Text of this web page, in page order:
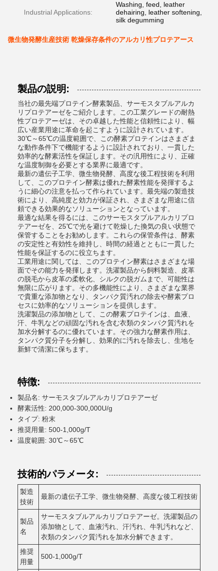
Industrial Applications:
Washing, feed, leather
dehairing, leather softening,
silk degumming
微生物発酵生産技術 乾燥保存条件のアルカリ性プロテアース
製品の説明:
当社の最先端プロテイン酵素製品、サーモスタブルアルカ
リプロテアーゼをご紹介します。この工業グレードの耐熱
性プロテアーゼは、その卓越した性能と信頼性により、幅
広い産業用途に革命を起こすように設計されています。
30℃～65℃の温度範囲で、この酵素プロテインはさまざま
な動作条件下で機能するように設計されており、一貫した
効率的な酵素活性を保証します。その汎用性により、正確
な温度制御を必要とする業界に最適です。
最新の遺伝子工学、微生物発酵、高度な後工程技術を利用
して、このプロテイン酵素は優れた酵素性能を発揮するよ
うに細心の注意を払って作られています。最先端の製造技
術により、高純度と効力が保証され、さまざまな用途に信
頼できる効果的なソリューションとなっています。
最適な結果を得るには、このサーモスタブルアルカリプロ
テアーゼを、25℃で光を避けて乾燥した換気の良い状態で
保管することをお勧めします。これらの保管条件は、酵素
の安定性と有効性を維持し、時間の経過とともに一貫した
性能を保証するのに役立ちます。
工業用途に関しては、このプロテイン酵素はさまざまな場
面でその能力を発揮します。洗濯製品から飼料製造、皮革
の脱毛から皮革の柔軟化、シルクの脱ガムまで、可能性は
無限に広がります。その多機能性により、さまざまな業界
で貴重な添加物となり、タンパク質汚れの除去や酵素プロ
セスに効率的なソリューションを提供します。
洗濯製品の添加物として、この酵素プロテインは、血液、
汗、牛乳などの頑固な汚れを含む衣類のタンパク質汚れを
加水分解するのに優れています。その強力な酵素作用は、
タンパク質分子を分解し、効果的に汚れを除去し、生地を
新鮮で清潔に保ちます。
特徴:
製品名: サーモスタブルアルカリプロテアーゼ
酵素活性: 200,000-300,000U/g
タイプ: 粉末
推奨用量: 500-1,000g/T
温度範囲: 30℃～65℃
技術的パラメータ:
製造
技術
最新の遺伝子工学、微生物発酵、高度な後工程技術
製品
名
サーモスタブルアルカリプロテアーゼ。洗濯製品の
添加物として、血液汚れ、汗汚れ、牛乳汚れなど、
衣類のタンパク質汚れを加水分解できます。
推奨
用量
500-1,000g/T